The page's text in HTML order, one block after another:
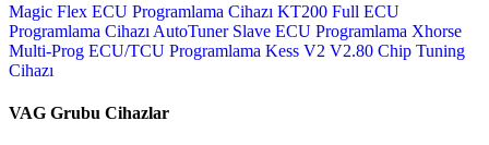
Magic Flex ECU Programlama Cihazı KT200 Full ECU
Programlama Cihazı AutoTuner Slave ECU Programlama Xhorse
Multi-Prog ECU/TCU Programlama Kess V2 V2.80 Chip Tuning
Cihazı
VAG Grubu Cihazlar